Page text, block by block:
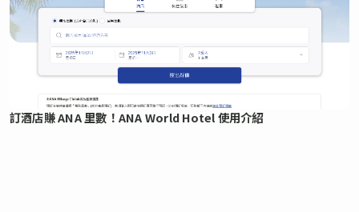
訂酒店賺 ANA 里數！ANA World Hotel 使用介紹